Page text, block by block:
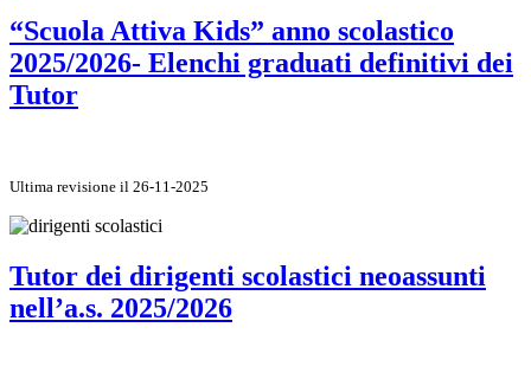
“Scuola Attiva Kids” anno scolastico
2025/2026- Elenchi graduati definitivi dei
Tutor
Ultima revisione il 26-11-2025
Tutor dei dirigenti scolastici neoassunti
nell’a.s. 2025/2026